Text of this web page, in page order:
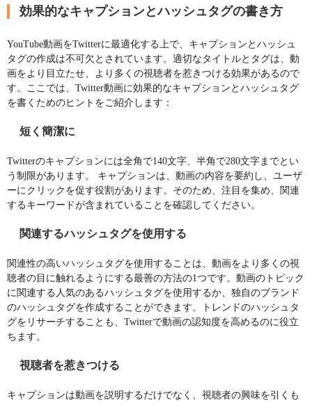
効果的なキャプションとハッシュタグの書き方
YouTube動画をTwitterに最適化する上で、キャプションとハッシュ
タグの作成は不可欠とされています。適切なタイトルとタグは、動
画をより目立たせ、より多くの視聴者を惹きつける効果があるので
す。ここでは、Twitter動画に効果的なキャプションとハッシュタグ
を書くためのヒントをご紹介します：
短く簡潔に
Twitterのキャプションには全角で140文字、半角で280文字までとい
う制限があります。 キャプションは、動画の内容を要約し、ユーザ
ーにクリックを促す役割があります。そのため、注目を集め、関連
するキーワードが含まれていることを確認してください。
関連するハッシュタグを使用する
関連性の高いハッシュタグを使用することは、動画をより多くの視
聴者の目に触れるようにする最善の方法の1つです。動画のトピック
に関連する人気のあるハッシュタグを使用するか、独自のブランド
のハッシュタグを作成することができます。トレンドのハッシュタ
グをリサーチすることも、Twitterで動画の認知度を高めるのに役立
ちます。
視聴者を惹きつける
キャプションは動画を説明するだけでなく、視聴者の興味を引くも